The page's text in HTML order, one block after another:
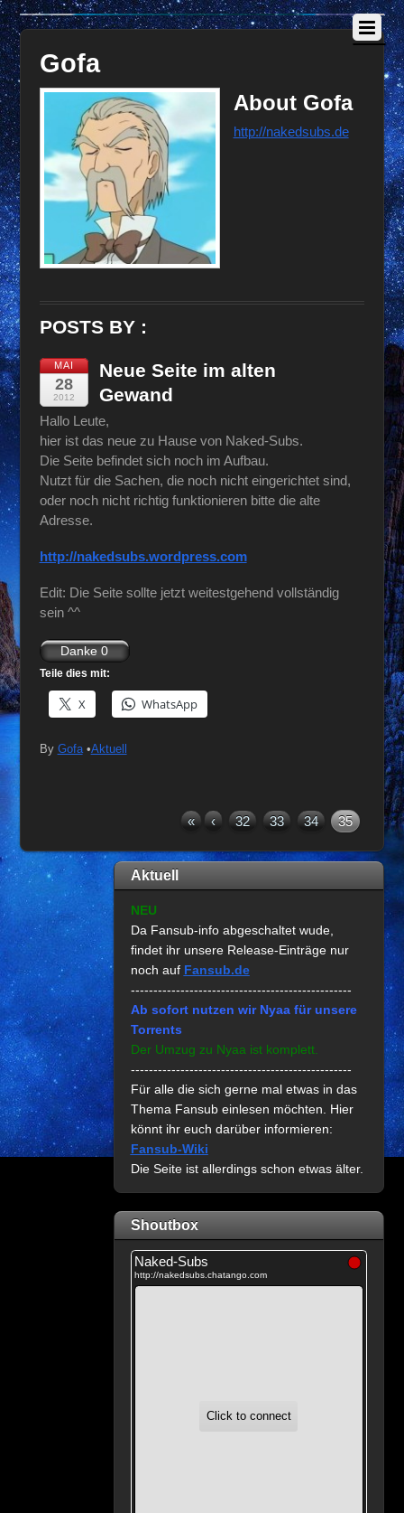
Gofa
About Gofa
http://nakedsubs.de
POSTS BY :
MAI
28
2012
Neue Seite im alten
Gewand
Hallo Leute,
hier ist das neue zu Hause von Naked-Subs.
Die Seite befindet sich noch im Aufbau.
Nutzt für die Sachen, die noch nicht eingerichtet sind,
oder noch nicht richtig funktionieren bitte die alte
Adresse.
http://nakedsubs.wordpress.com
Edit: Die Seite sollte jetzt weitestgehend vollständig
sein ^^
Teile dies mit:
X WhatsApp
By Gofa•Aktuell
« ‹ 32 33 34 35
Aktuell
NEU
Da Fansub-info abgeschaltet wude,
findet ihr unsere Release-Einträge nur
noch auf Fansub.de
-------------------------------------------------
Ab sofort nutzen wir Nyaa für unsere
Torrents
Der Umzug zu Nyaa ist komplett.
-------------------------------------------------
Für alle die sich gerne mal etwas in das
Thema Fansub einlesen möchten. Hier
könnt ihr euch darüber informieren:
Fansub-Wiki
Die Seite ist allerdings schon etwas älter.
Shoutbox